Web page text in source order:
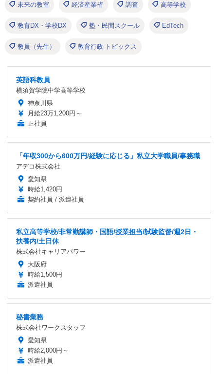
未来の教室 経済産業省 調査 高等学校
教育DX・学校DX 塾・民間スクール EdTech
教員（先生） 教育行政 トピックス
英語科教員
横須賀学院中学高等学校
神奈川県
月給23万1,200円～
正社員
「年収300から600万円/経験に応じる」私立大学職員/事務職
アデコ株式会社
愛知県
時給1,420円
契約社員 / 派遣社員
私立高等学校/非常勤講師・国語/授業担当/試験監督/週2日・
扶養内/土日休
株式会社キャリアパワー
大阪府
時給1,500円
派遣社員
秘書業務
株式会社ワークスタッフ
愛知県
時給2,000円～
派遣社員